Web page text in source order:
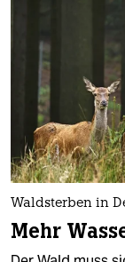
Waldsterben in
Mehr